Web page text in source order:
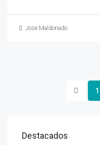
Jose Maldonado
1
Destacados